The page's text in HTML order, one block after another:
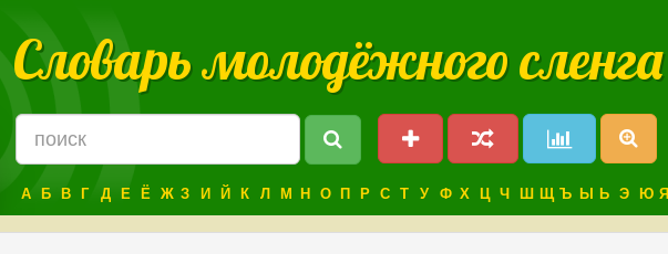
Словарь молодёжного сленга
А Б В Г Д Е Ё Ж З И Й К Л М Н О П Р С Т У Ф Х Ц Ч Ш Щ Ъ Ы Ь Э Ю Я